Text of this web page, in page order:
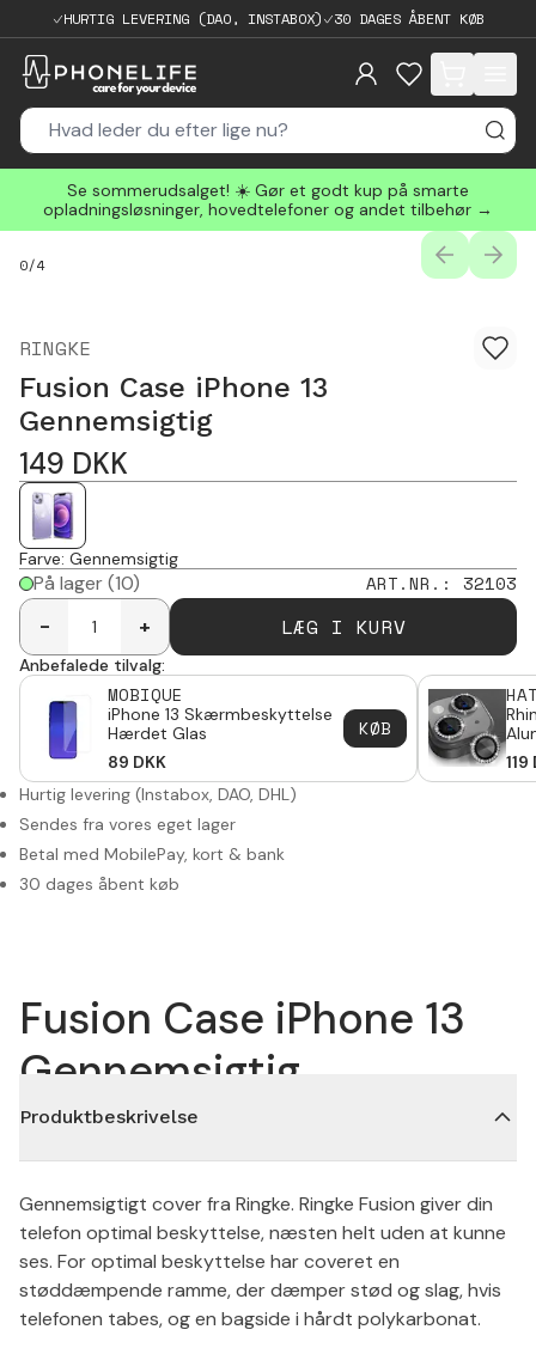
HURTIG LEVERING (DAO, INSTABOX) 30 DAGES ÅBENT KØB
items in cart,
Se sommerudsalget! ☀️ Gør et godt kup på smarte
opladningsløsninger, hovedtelefoner og andet tilbehør →
0/4
RINGKE
Fusion Case iPhone 13
Gennemsigtig
149 DKK
Farve: Gennemsigtig
På lager(10) ART.NR. : 32103
-
+ LÆG I KURV
Anbefalede tilvalg:
MOBIQUE
iPhone 13 Skærmbeskyttelse
Hærdet Glas
89 DKK
KØB
119
Hurtig levering (Instabox, DAO, DHL)
Sendes fra vores eget lager
Betal med MobilePay, kort & bank
30 dages åbent køb
Fusion Case iPhone 13
Gennemsigtig
Produktbeskrivelse
Gennemsigtigt cover fra Ringke. Ringke Fusion giver din
telefon optimal beskyttelse, næsten helt uden at kunne
ses. For optimal beskyttelse har coveret en
støddæmpende ramme, der dæmper stød og slag, hvis
telefonen tabes, og en bagside i hårdt polykarbonat.